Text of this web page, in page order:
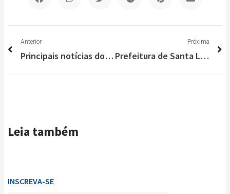
Anterior
Principais notícias do Brasil e do Mundo nesta segunda-feira (21/12)
Próxima
Prefeitura de Santa Luzia reativa Portal com Guarda Municipal 24h
Leia também
INSCREVA-SE